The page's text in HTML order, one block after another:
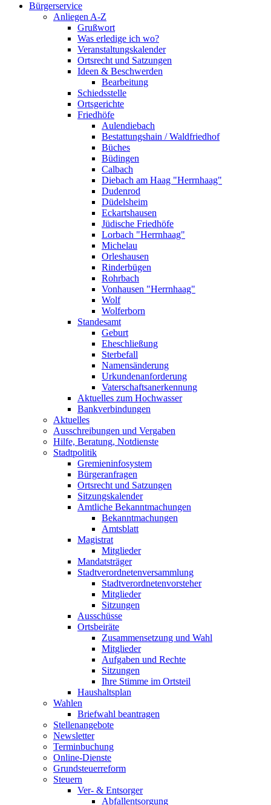
Bürgerservice
Anliegen A-Z
Grußwort
Was erledige ich wo?
Veranstaltungskalender
Ortsrecht und Satzungen
Ideen & Beschwerden
Bearbeitung
Schiedsstelle
Ortsgerichte
Friedhöfe
Aulendiebach
Bestattungshain / Waldfriedhof
Büches
Büdingen
Calbach
Diebach am Haag "Herrnhaag"
Dudenrod
Düdelsheim
Eckartshausen
Jüdische Friedhöfe
Lorbach "Herrnhaag"
Michelau
Orleshausen
Rinderbügen
Rohrbach
Vonhausen "Herrnhaag"
Wolf
Wolferborn
Standesamt
Geburt
Eheschließung
Sterbefall
Namensänderung
Urkundenanforderung
Vaterschaftsanerkennung
Aktuelles zum Hochwasser
Bankverbindungen
Aktuelles
Ausschreibungen und Vergaben
Hilfe, Beratung, Notdienste
Stadtpolitik
Gremieninfosystem
Bürgeranfragen
Ortsrecht und Satzungen
Sitzungskalender
Amtliche Bekanntmachungen
Bekanntmachungen
Amtsblatt
Magistrat
Mitglieder
Mandatsträger
Stadtverordnetenversammlung
Stadtverordnetenvorsteher
Mitglieder
Sitzungen
Ausschüsse
Ortsbeiräte
Zusammensetzung und Wahl
Mitglieder
Aufgaben und Rechte
Sitzungen
Ihre Stimme im Ortsteil
Haushaltsplan
Wahlen
Briefwahl beantragen
Stellenangebote
Newsletter
Terminbuchung
Online-Dienste
Grundsteuerreform
Steuern
Ver- & Entsorger
Abfallentsorgung